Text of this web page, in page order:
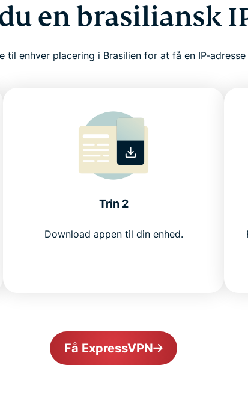
en brasiliansk
til enhver placering i Brasilien for at få en IP-adresse
Trin 2
Download appen til din enhed.
Få ExpressVPN